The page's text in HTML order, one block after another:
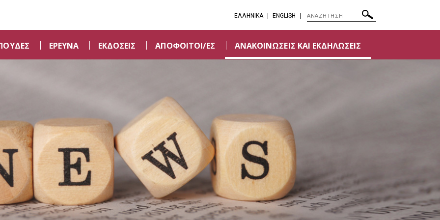
EΛΛΗΝΙΚΑ ENGLISH
ΕΡΕΥΝΑ ΕΚΔΟΣΕΙΣ ΑΠΟΦΟΙΤΟΙ/ΕΣ ΑΝΑΚΟΙΝΩΣΕΙΣ ΚΑΙ ΕΚΔΗΛΩΣΕΙΣ